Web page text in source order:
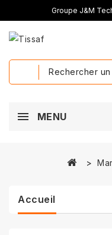
Groupe J&M
MENU
Accueil